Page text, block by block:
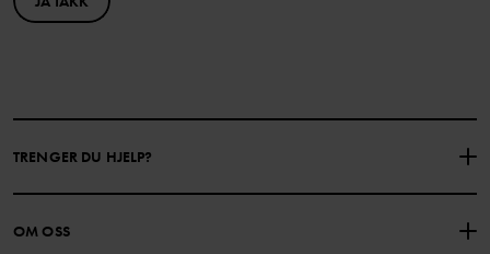
TRENGER DU HJELP?
KONTAKTE OSS
OM OSS